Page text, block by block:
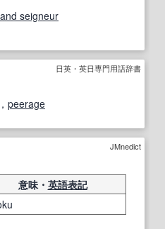
seigneur
日英・英日専門用語辞書
， peerage
JMnedict
意味・ 英語表記